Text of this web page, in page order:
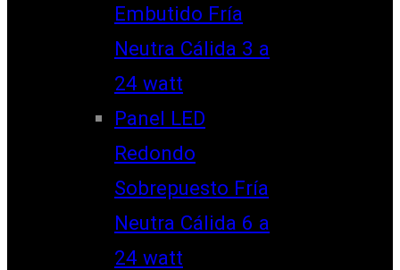
Embutido Fría
Neutra Cálida 3 a
24 watt
Panel LED
Redondo
Sobrepuesto Fría
Neutra Cálida 6 a
24 watt